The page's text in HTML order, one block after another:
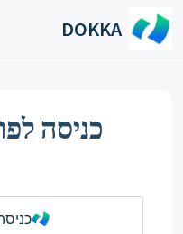
דילוג לתוכן הראשי
DOKKA
כניסה